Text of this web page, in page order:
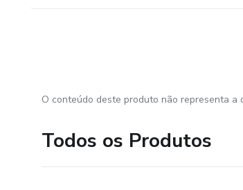
O conteúdo deste produto não representa a
Todos os Produtos